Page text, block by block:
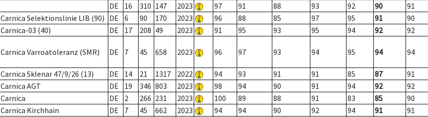
DE 16 310 147 2023 97 91 88 93 92 90
91
Carnica Selektionslinie LIB (90) DE 6 90 170 2023 96 88 85 97 95 91
90
Carnica-03 (40) DE 17 208 49 2023 91 95 93 95 94 92 92
Carnica Varroatoleranz (SMR) DE 7 45 658 2023 96 97 93 94 95 94 94
Carnica Sklenar 47/9/26 (13) DE 14 21 1317 2022 94 93 91 91 85 87
91
Carnica AGT DE 19 346 803 2023 98 94 90 91 94 92
92
Carnica DE 2 266 231 2023 100 89 88 91 83 85
90
Carnica Kirchhain DE 7 45 662 2023 94 94 90 92 94 91
91